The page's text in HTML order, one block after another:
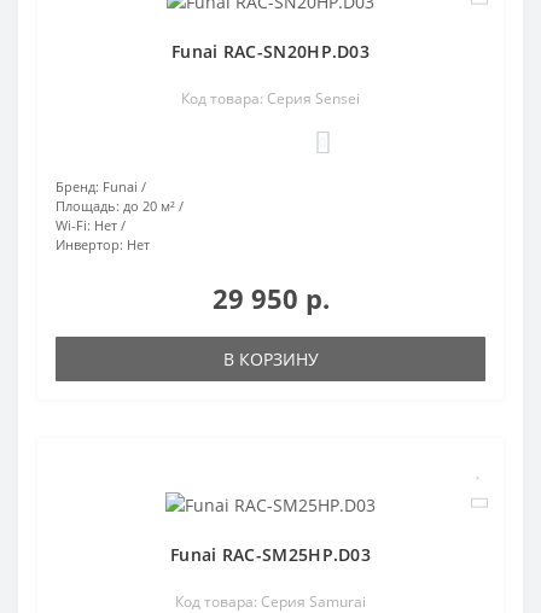
Funai RAC-SN20HP.D03
Код товара: Серия Sensei
Бренд: Funai
Площадь: до 20 м²
Wi-Fi: Нет
Инвертор: Нет
29 950 р.
В КОРЗИНУ
Funai RAC-SM25HP.D03
Код товара: Серия Samurai